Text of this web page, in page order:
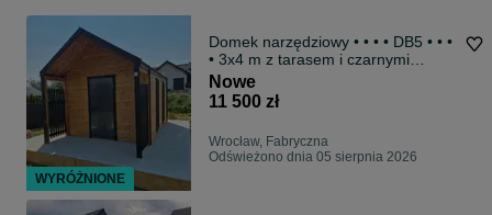
Domek narzędziowy • • • • DB5 • • •
• 3x4 m z tarasem i czarnymi
lamelami DREWNOTRIK
Nowe
11 500 zł
Wrocław, Fabryczna
Odświeżono dnia 05 sierpnia 2026
WYRÓŻNIONE